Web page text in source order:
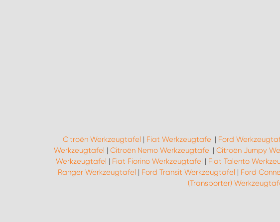
Citroën Werkzeugtafel | Fiat Werkzeugtafel | Ford
Werkzeugtafel | Citroën Nemo Werkzeugtafel | Citroën Jumpy
Werkzeugtafel | Fiat Fiorino Werkzeugtafel | Fiat Talento
Ranger Werkzeugtafel | Ford Transit Werkzeugtafel | Ford
(Transporter)